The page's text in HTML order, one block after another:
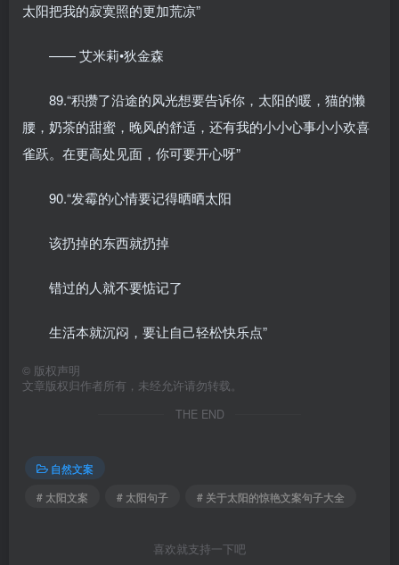
太阳把我的寂寞照的更加荒凉”
—— 艾米莉•狄金森
89.“积攒了沿途的风光想要告诉你，太阳的暖，猫的懒
腰，奶茶的甜蜜，晚风的舒适，还有我的小小心事小小欢喜
雀跃。在更高处见面，你可要开心呀”
90.“发霉的心情要记得晒晒太阳
该扔掉的东西就扔掉
错过的人就不要惦记了
生活本就沉闷，要让自己轻松快乐点”
© 版权声明
文章版权归作者所有，未经允许请勿转载。
THE END
自然文案
# 太阳文案
# 太阳句子 # 关于太阳的惊艳文案句子大全
喜欢就支持一下吧